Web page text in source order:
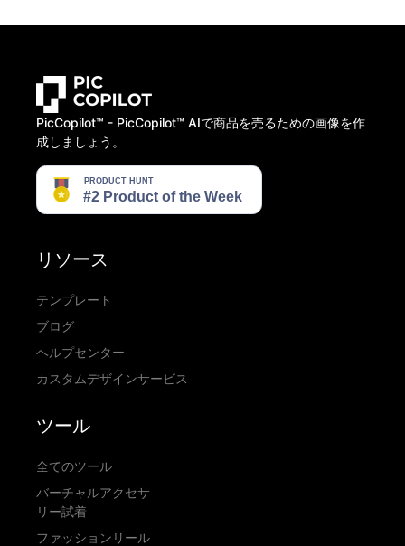
PicCopilot™️ - PicCopilot™️ AIで商品を売るための画像を作
成しましょう。
リソース
テンプレート
ブログ
ヘルプセンター
カスタムデザインサービス
ツール
全てのツール
バーチャルアクセサ
リー試着
ファッションリール